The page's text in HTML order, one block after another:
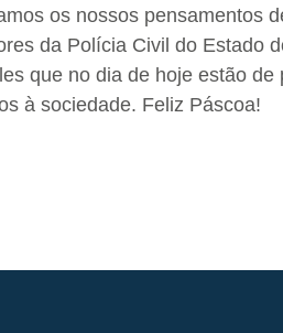
os nossos pensamentos
da Polícia Civil do Estado
que no dia de hoje estão de
à sociedade. Feliz Páscoa!